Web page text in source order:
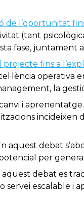
l’oportunitat
(tant
fase, juntament
fins a
operativa
la
i
incideixen
aquest debat
per
debat es
escalable i